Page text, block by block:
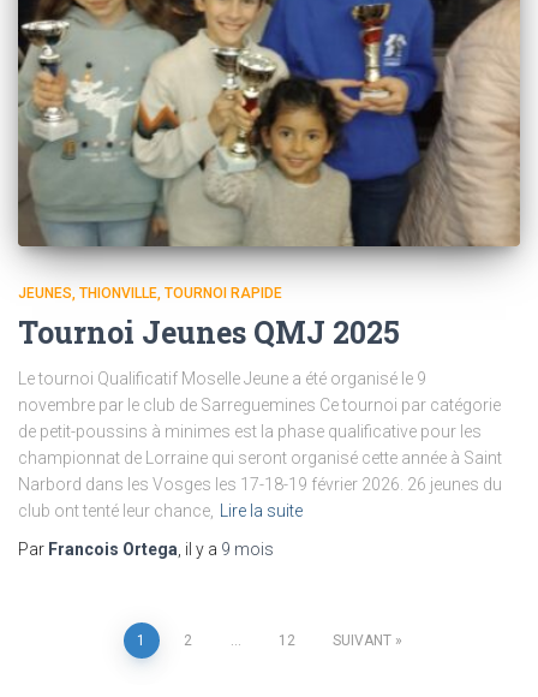
JEUNES THIONVILLE TOURNOI RAPIDE
Tournoi Jeunes QMJ 2025
Le tournoi Qualificatif Moselle Jeune a été organisé le 9
novembre par le club de Sarreguemines Ce tournoi par catégorie
de petit-poussins à minimes est la phase qualificative pour les
championnat de Lorraine qui seront organisé cette année à Saint
Narbord dans les Vosges les 17-18-19 février 2026. 26 jeunes du
club ont tenté leur chance, Lire la suite
Par Francois Ortega , il y a 9 mois
Pagination
1 2 12 SUIVANT